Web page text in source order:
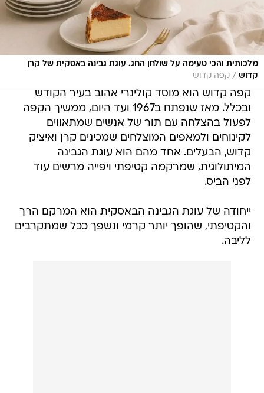
מלכותית והכי טעימה על שולחן החג. עוגת גבינה באסקית של קרן
קדוש / קפה קדוש
קפה קדוש הוא מוסד קולינרי אהוב בעיר הקודש
ובכלל. מאז שנפתח ב1967 ועד היום, ממשיך הקפה
לפעול בהצלחה עם תור של אנשים שמתאווים
לקינוחים ולמאפים המוצלחים שמכינים קרן ואיציק
קדוש, הבעלים. אחד מהם הוא עוגת הגבינה
המיתולוגית, שמרקמה קטיפתי ויפייה מרשים עוד
לפני הביס.
ייחודה של עוגת הגבינה הבאסקית הוא המרקם הרך
והקטיפתי, שהופך יותר קרמי ונשפך ככל שמתקרבים
לליבה.